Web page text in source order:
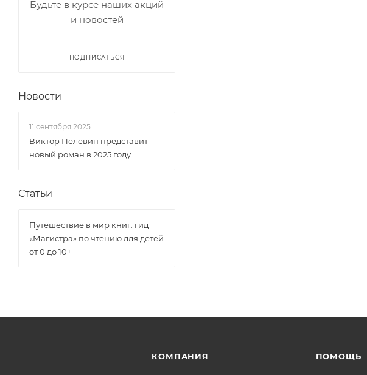
Будьте в курсе наших акций
и новостей
ПОДПИСАТЬСЯ
Новости
11 сентября 2025
Виктор Пелевин представит
новый роман в 2025 году
Статьи
Путешествие в мир книг: гид
«Магистра» по чтению для детей
от 0 до 10+
КОМПАНИЯ ПОМОЩЬ